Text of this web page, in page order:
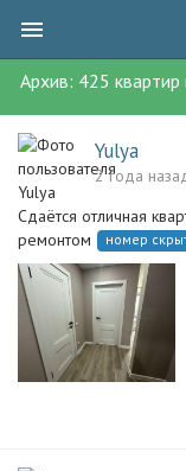
Архив: 425
Yulya
2 года
Сдаётся отличная
ремонтом
номер